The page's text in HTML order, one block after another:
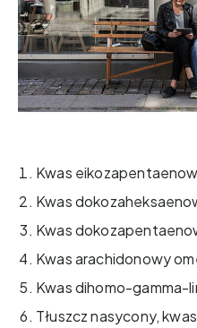
Kwas
Kwas
Kwas
Kwas arachidonowy
Kwas dihomo-gamma-
Tłuszcz nasycony,